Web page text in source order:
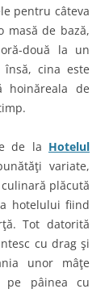
pentru câteva
masă de bază,
două la un
cina este
hoinăreala de
de la Hotelul
variate,
plăcută
hotelului fiind
Tot datorită
cu drag şi
unor mâţe
pe pâinea cu